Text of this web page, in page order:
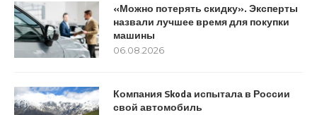
«Можно потерять скидку». Эксперты
назвали лучшее время для покупки
машины
06.08.2026
Компания Skoda испытала в России
свой автомобиль